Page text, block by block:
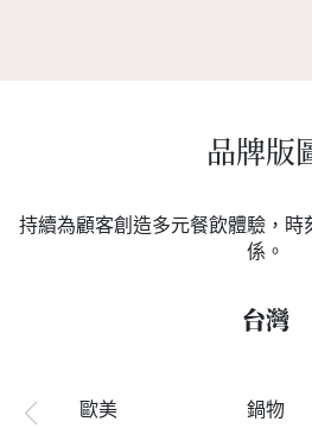
品牌版
持續為顧客創造多元餐飲體驗，時
係。
台灣
歐美 鍋物